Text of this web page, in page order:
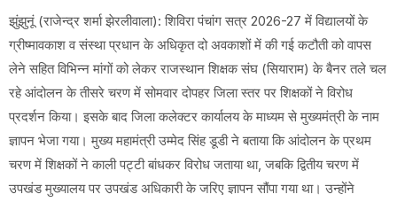
झुंझुनूं (राजेन्द्र शर्मा झेरलीवाला): शिविरा पंचांग सत्र 2026-27 में विद्यालयों के
ग्रीष्मावकाश व संस्था प्रधान के अधिकृत दो अवकाशों में की गई कटौती को वापस
लेने सहित विभिन्न मांगों को लेकर राजस्थान शिक्षक संघ (सियाराम) के बैनर तले चल
रहे आंदोलन के तीसरे चरण में सोमवार दोपहर जिला स्तर पर शिक्षकों ने विरोध
प्रदर्शन किया। इसके बाद जिला कलेक्टर कार्यालय के माध्यम से मुख्यमंत्री के नाम
ज्ञापन भेजा गया। मुख्य महामंत्री उम्मेद सिंह डूडी ने बताया कि आंदोलन के प्रथम
चरण में शिक्षकों ने काली पट्टी बांधकर विरोध जताया था, जबकि द्वितीय चरण में
उपखंड मुख्यालय पर उपखंड अधिकारी के जरिए ज्ञापन सौंपा गया था। उन्होंने